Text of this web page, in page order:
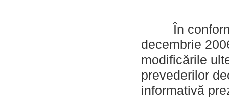
În
decembrie
modificările
prevederilor
informativă